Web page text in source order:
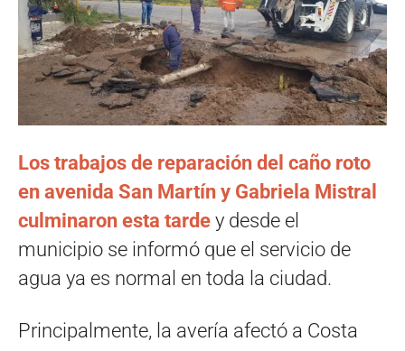
Los trabajos de reparación del caño roto
en avenida San Martín y Gabriela Mistral
culminaron esta tarde y desde el
municipio se informó que el servicio de
agua ya es normal en toda la ciudad.
Principalmente, la avería afectó a Costa